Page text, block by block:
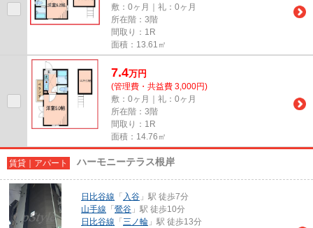
敷：0ヶ月｜礼：0ヶ月
所在階：3階
間取り：1R
面積：13.61㎡
7.4万円
(管理費・共益費 3,000円)
敷：0ヶ月｜礼：0ヶ月
所在階：3階
間取り：1R
面積：14.76㎡
賃貸｜アパート ハーモニーテラス根岸
日比谷線 「 入谷 」駅 徒歩7分
山手線 「 鶯谷 」駅 徒歩10分
日比谷線 「 三ノ輪 」駅 徒歩13分